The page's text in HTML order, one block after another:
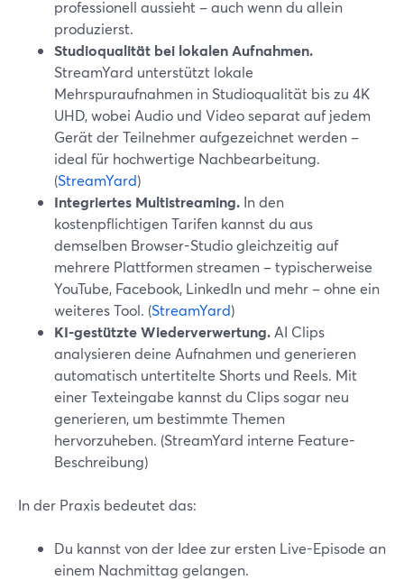
professionell aussieht – auch wenn du allein
produzierst.
Studioqualität bei lokalen Aufnahmen.
StreamYard unterstützt lokale
Mehrspuraufnahmen in Studioqualität bis zu 4K
UHD, wobei Audio und Video separat auf jedem
Gerät der Teilnehmer aufgezeichnet werden –
ideal für hochwertige Nachbearbeitung.
(StreamYard)
Integriertes Multistreaming. In den
kostenpflichtigen Tarifen kannst du aus
demselben Browser-Studio gleichzeitig auf
mehrere Plattformen streamen – typischerweise
YouTube, Facebook, LinkedIn und mehr – ohne ein
weiteres Tool. (StreamYard)
KI-gestützte Wiederverwertung. AI Clips
analysieren deine Aufnahmen und generieren
automatisch untertitelte Shorts und Reels. Mit
einer Texteingabe kannst du Clips sogar neu
generieren, um bestimmte Themen
hervorzuheben. (StreamYard interne Feature-
Beschreibung)
In der Praxis bedeutet das:
Du kannst von der Idee zur ersten Live-Episode an
einem Nachmittag gelangen.